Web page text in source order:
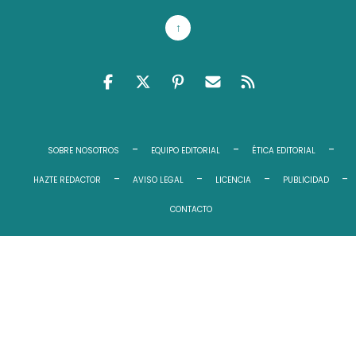
↑
SOBRE NOSOTROS EQUIPO EDITORIAL ÉTICA EDITORIAL
HAZTE REDACTOR AVISO LEGAL LICENCIA PUBLICIDAD
CONTACTO